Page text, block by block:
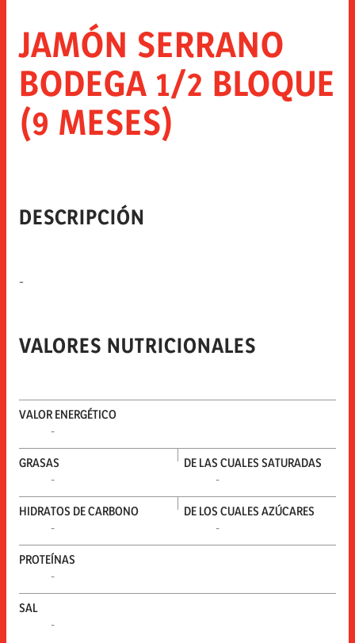
JAMÓN SERRANO
BODEGA 1/2 BLOQUE
(9 MESES)
DESCRIPCIÓN
-
VALORES NUTRICIONALES
VALOR ENERGÉTICO
-
GRASAS
-
DE LAS CUALES SATURADAS
-
HIDRATOS DE CARBONO
-
DE LOS CUALES AZÚCARES
-
PROTEÍNAS
-
SAL
-